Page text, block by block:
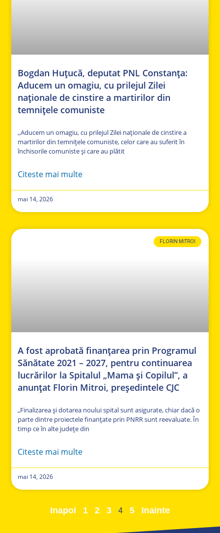
Bogdan Huțucă, deputat PNL Constanța:
Aducem un omagiu, cu prilejul Zilei
naționale de cinstire a martirilor din
temnițele comuniste
,,Aducem un omagiu, cu prilejul Zilei naționale de cinstire a
martirilor din temnițele comuniste, celor care au suferit în
închisorile comuniste și care au plătit
Citeste mai multe
mai 14, 2026
FLORIN MITROI
A fost aprobată finanțarea prin Programul
Sănătate 2021 – 2027, pentru continuarea
lucrărilor la Spitalul „Mama și Copilul”, a
anunțat Florin Mitroi, președintele CJC
„Finalizarea și dotarea noului spital sunt asigurate, chiar dacă o
parte dintre proiectele finanțate prin PNRR sunt reevaluate. În
timp ce în alte județe din
Citeste mai multe
mai 14, 2026
Inapoi 1 2 3 4 5 Inainte